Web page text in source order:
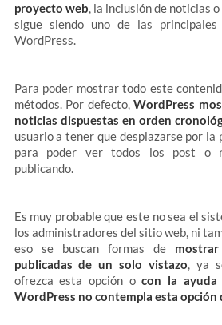
proyecto web, la inclusión de noticias
sigue siendo uno de las
WordPress.
Para poder mostrar todo este
métodos. Por defecto, WordPress
noticias dispuestas en orden
usuario a tener que desplazarse por
para poder ver todos los post o
publicando.
Es muy probable que este no sea el
los administradores del sitio web, ni
eso se buscan formas de
publicadas de un solo vistazo, ya
ofrezca esta opción ocon la
WordPress no contempla esta opción